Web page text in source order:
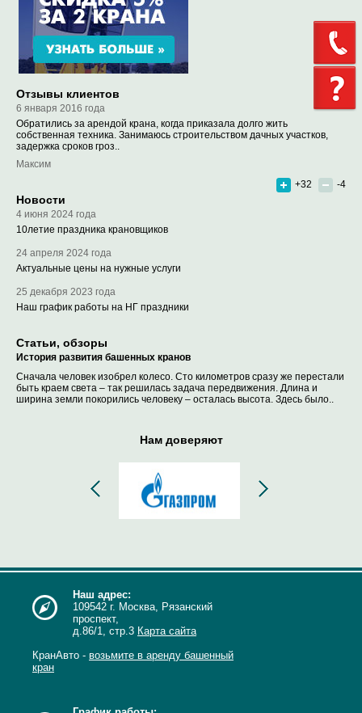
Отзывы клиентов
6 января 2016 года
Обратились за арендой крана, когда приказала долго жить
собственная техника. Занимаюсь строительством дачных участков,
задержка сроков гроз..
Максим
+32
-4
Новости
4 июня 2024 года
10летие праздника крановщиков
24 апреля 2024 года
Актуальные цены на нужные услуги
25 декабря 2023 года
Наш график работы на НГ праздники
Статьи, обзоры
История развития башенных кранов
Сначала человек изобрел колесо. Сто километров сразу же перестали
быть краем света – так решилась задача передвижения. Длина и
ширина земли покорились человеку – осталась высота. Здесь было..
Нам доверяют
Наш адрес:
109542 г. Москва, Рязанский
проспект,
д.86/1, стр.3 Карта сайта
КранАвто - возьмите в аренду башенный
кран